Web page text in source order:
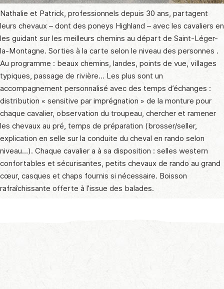
Nathalie et Patrick, professionnels depuis 30 ans, partagent
leurs chevaux – dont des poneys Highland – avec les cavaliers en
les guidant sur les meilleurs chemins au départ de Saint-Léger-
la-Montagne. Sorties à la carte selon le niveau des personnes .
Au programme : beaux chemins, landes, points de vue, villages
typiques, passage de rivière… Les plus sont un
accompagnement personnalisé avec des temps d’échanges :
distribution « sensitive par imprégnation » de la monture pour
chaque cavalier, observation du troupeau, chercher et ramener
les chevaux au pré, temps de préparation (brosser/seller,
explication en selle sur la conduite du cheval en rando selon
niveau…). Chaque cavalier a à sa disposition : selles western
confortables et sécurisantes, petits chevaux de rando au grand
cœur, casques et chaps fournis si nécessaire. Boisson
rafraîchissante offerte à l’issue des balades.